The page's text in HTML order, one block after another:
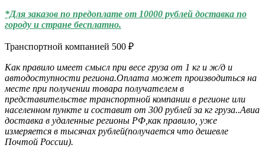
*Для заказов по предоплате от 10000 рублей доставка по
городу и стране бесплатно.
Транспортной компанией 500 ₽
Как правило имеет смысл при весе груза от 1 кг и ж/д и
автодоступности региона.Оплата может производиться на
месте при получении товара получателем в
представительстве транспортной компании в регионе или
населенном пункте и составит от 300 рублей за кг груза..Авиа
доставка в удаленные регионы РФ,как правило, уже
измеряется в тысячах рублей(получается что дешевле
Почтой России).